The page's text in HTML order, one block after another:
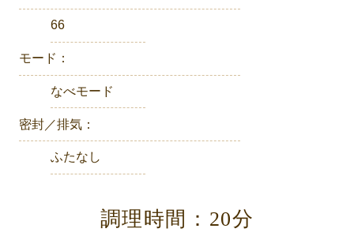
66
モード：
なべモード
密封／排気：
ふたなし
調理時間：20分